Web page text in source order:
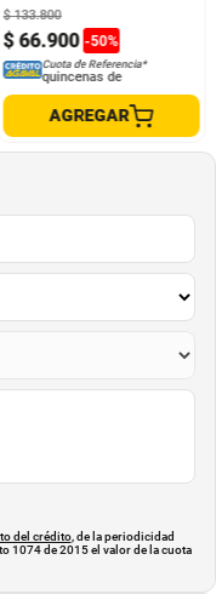
$ 66.900 -50%
$ 133.800
Cuota de Referencia*
quincenas de
AGREGAR
del crédito, de la periodicidad
1074 de 2015 el valor de la cuota